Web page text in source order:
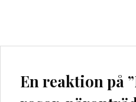
En reaktion på ”